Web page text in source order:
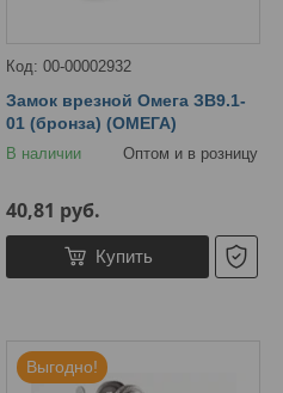
00-00002932
Замок врезной Омега ЗВ9.1-
01 (бронза) (ОМЕГА)
В наличии Оптом и в розницу
40,81 руб.
Купить
Выгодно!